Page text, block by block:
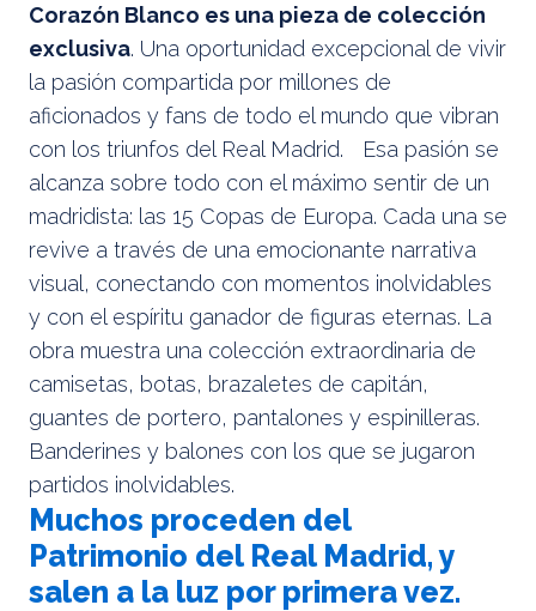
Corazón Blanco es una pieza de colección
exclusiva. Una oportunidad excepcional de vivir
la pasión compartida por millones de
aficionados y fans de todo el mundo que vibran
con los triunfos del Real Madrid. Esa pasión se
alcanza sobre todo con el máximo sentir de un
madridista: las 15 Copas de Europa. Cada una se
revive a través de una emocionante narrativa
visual, conectando con momentos inolvidables
y con el espíritu ganador de figuras eternas. La
obra muestra una colección extraordinaria de
camisetas, botas, brazaletes de capitán,
guantes de portero, pantalones y espinilleras.
Banderines y balones con los que se jugaron
partidos inolvidables.
Muchos proceden del
Patrimonio del Real Madrid, y
salen a la luz por primera vez.